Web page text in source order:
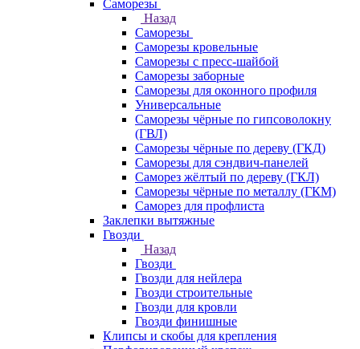
Саморезы
Назад
Саморезы
Саморезы кровельные
Саморезы с пресс-шайбой
Саморезы заборные
Саморезы для оконного профиля
Универсальные
Саморезы чёрные по гипсоволокну
(ГВЛ)
Саморезы чёрные по дереву (ГКД)
Саморезы для сэндвич-панелей
Саморез жёлтый по дереву (ГКЛ)
Саморезы чёрные по металлу (ГКМ)
Саморез для профлиста
Заклепки вытяжные
Гвозди
Назад
Гвозди
Гвозди для нейлера
Гвозди строительные
Гвозди для кровли
Гвозди финишные
Клипсы и скобы для крепления